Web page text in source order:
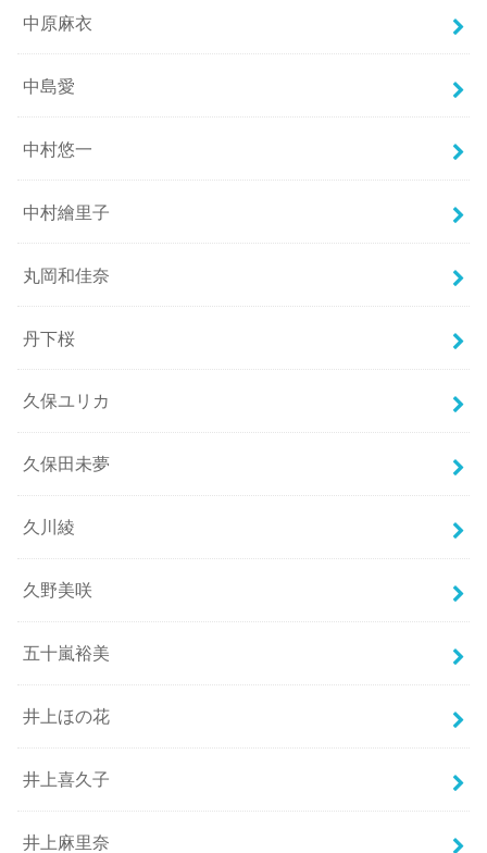
中原麻衣
中島愛
中村悠一
中村繪里子
丸岡和佳奈
丹下桜
久保ユリカ
久保田未夢
久川綾
久野美咲
五十嵐裕美
井上ほの花
井上喜久子
井上麻里奈